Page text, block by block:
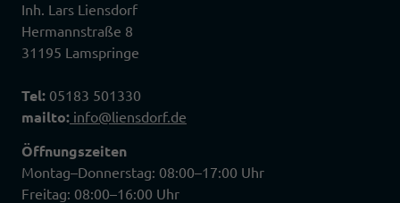
Inh. Lars Liensdorf
Hermannstraße 8
31195 Lamspringe
Tel: 05183 501330
mailto: info@liensdorf.de
Öffnungszeiten
Montag–Donnerstag: 08:00–17:00 Uhr
Freitag: 08:00–16:00 Uhr